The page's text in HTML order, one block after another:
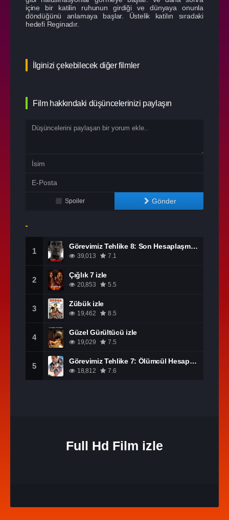
içine bir katilin ruhunun girdiği ve dünyaya onunla
döndüğünü anlamaya başlar. Üstelik katilın sıradaki
hedefi Reginadır.
İlginizi çekebilecek diğer filmler
Film hakkındaki düşüncelerinizi paylaşın
Spoiler Gönder
1
Görevimiz Tehlike 8: Son Hesaplaşma izle
39,013 7.1
2
Çığlık 7 izle
20,853 5.5
3
Zübük izle
19,462 8.5
4
Güzel Gürültücü izle
19,029 7.5
5
Görevimiz Tehlike 7: Ölümcül Hesaplaşma Bölüm 1 izle
18,812 7.6
Full Hd Film izle